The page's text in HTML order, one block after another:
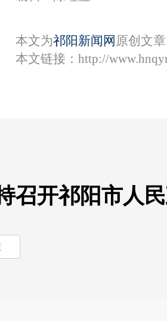
本文为祁阳新闻网 原创文
本文链接： http://
召开祁阳市人